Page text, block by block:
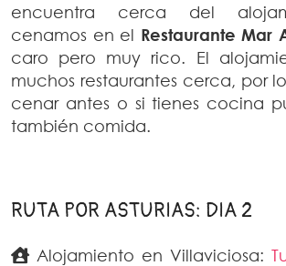
encuentra cerca del
cenamos en el Restaurante Mar
caro pero muy rico. El
muchos restaurantes cerca, por
cenar antes o si tienes cocina
también comida.
RUTA POR ASTURIAS: DIA 2
Alojamiento en Villaviciosa: